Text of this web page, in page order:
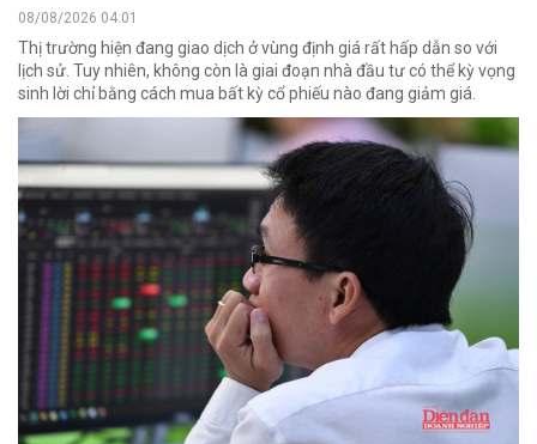
08/08/2026 04:01
Thị trường hiện đang giao dịch ở vùng định giá rất hấp dẫn so với
lịch sử. Tuy nhiên, không còn là giai đoạn nhà đầu tư có thể kỳ vọng
sinh lời chỉ bằng cách mua bất kỳ cổ phiếu nào đang giảm giá.